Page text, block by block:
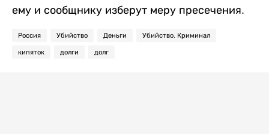
ему и сообщнику изберут меру пресечения.
Россия Убийство Деньги Убийство. Криминал
кипяток долги долг